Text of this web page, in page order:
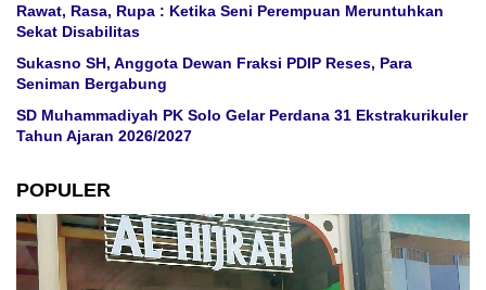
Rawat, Rasa, Rupa : Ketika Seni Perempuan Meruntuhkan
Sekat Disabilitas
Sukasno SH, Anggota Dewan Fraksi PDIP Reses, Para
Seniman Bergabung
SD Muhammadiyah PK Solo Gelar Perdana 31 Ekstrakurikuler
Tahun Ajaran 2026/2027
POPULER